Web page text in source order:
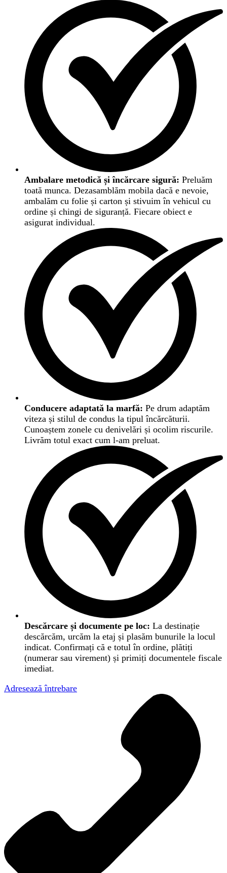
Ambalare metodică și încărcare sigură: Preluăm
toată munca. Dezasamblăm mobila dacă e nevoie,
ambalăm cu folie și carton și stivuim în vehicul cu
ordine și chingi de siguranță. Fiecare obiect e
asigurat individual.
Conducere adaptată la marfă: Pe drum adaptăm
viteza și stilul de condus la tipul încărcăturii.
Cunoaștem zonele cu denivelări și ocolim riscurile.
Livrăm totul exact cum l-am preluat.
Descărcare și documente pe loc: La destinație
descărcăm, urcăm la etaj și plasăm bunurile la locul
indicat. Confirmați că e totul în ordine, plătiți
(numerar sau virement) și primiți documentele fiscale
imediat.
Adresează întrebare